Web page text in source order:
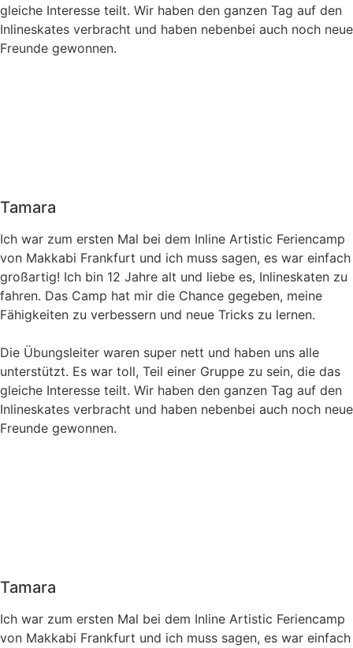
gleiche Interesse teilt. Wir haben den ganzen Tag auf den
Inlineskates verbracht und haben nebenbei auch noch neue
Freunde gewonnen.
Tamara
Ich war zum ersten Mal bei dem Inline Artistic Feriencamp
von Makkabi Frankfurt und ich muss sagen, es war einfach
großartig! Ich bin 12 Jahre alt und liebe es, Inlineskaten zu
fahren. Das Camp hat mir die Chance gegeben, meine
Fähigkeiten zu verbessern und neue Tricks zu lernen.
Die Übungsleiter waren super nett und haben uns alle
unterstützt. Es war toll, Teil einer Gruppe zu sein, die das
gleiche Interesse teilt. Wir haben den ganzen Tag auf den
Inlineskates verbracht und haben nebenbei auch noch neue
Freunde gewonnen.
Tamara
Ich war zum ersten Mal bei dem Inline Artistic Feriencamp
von Makkabi Frankfurt und ich muss sagen, es war einfach